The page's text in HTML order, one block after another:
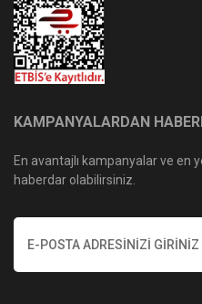
KAMPANYALARDAN
En avantajlı kampanyalar ve en
haberdar olabilirsiniz.